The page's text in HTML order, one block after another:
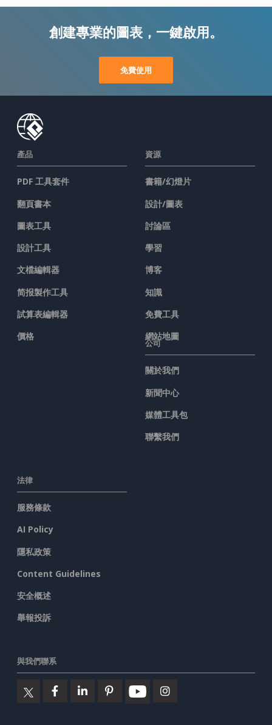
創建專業的圖表，一鍵啟用。
免費使用
產品
PDF 工具套件
翻頁書本
圖表工具
設計工具
文檔編輯器
简报製作工具
試算表編輯器
價格
資源
書籍/幻燈片
設計/圖表
討論區
學習
博客
知識
免費工具
網站地圖
公司
關於我們
新聞中心
媒體工具包
聯繫我們
法律
服務條款
AI Policy
隱私政策
Content Guidelines
安全概述
舉報投訴
與我們聯系